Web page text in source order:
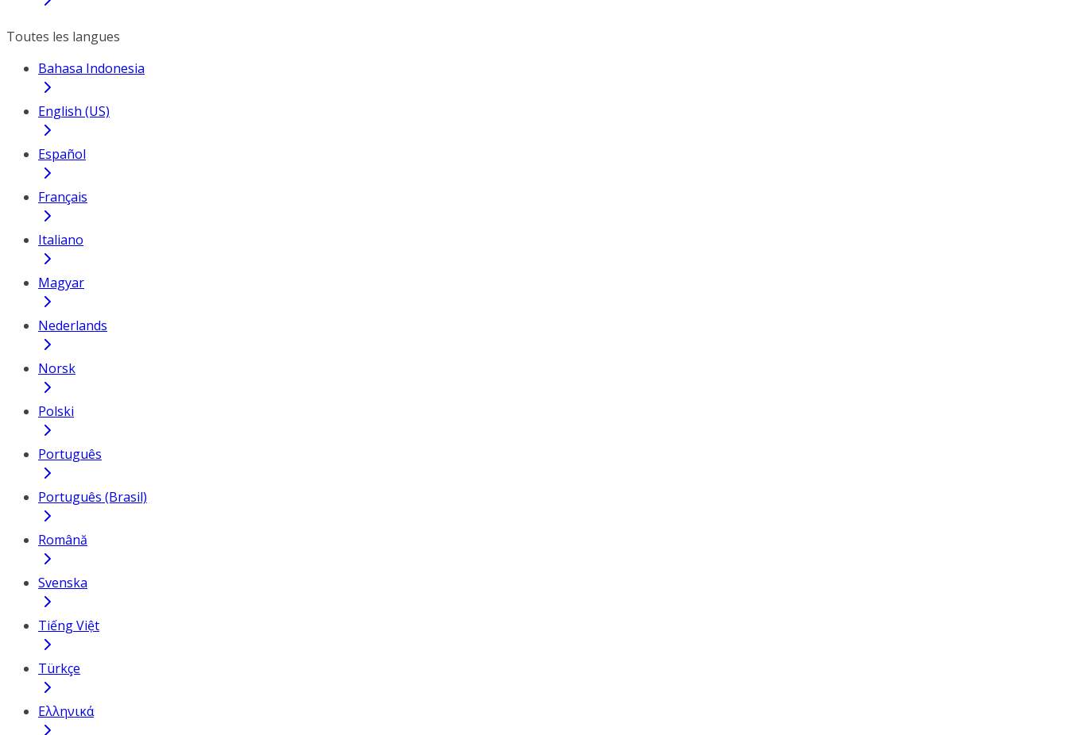
Toutes les langues
Bahasa Indonesia
English (US)
Español
Français
Italiano
Magyar
Nederlands
Norsk
Polski
Português
Português (Brasil)
Română
Svenska
Tiếng Việt
Türkçe
Ελληνικά